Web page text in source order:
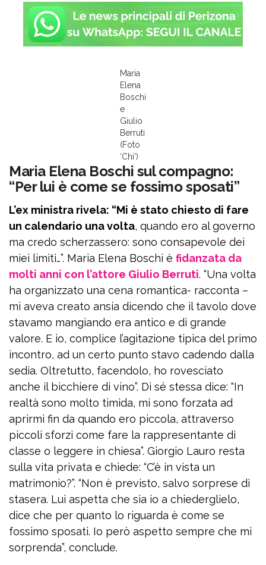
Maria
Elena
Boschi
e
Giulio
Berruti
(Foto
‘Chi’)
Maria Elena Boschi sul compagno:
“Per lui è come se fossimo sposati”
L’ex ministra rivela: “Mi è stato chiesto di fare
un calendario una volta, quando ero al governo
ma credo scherzassero: sono consapevole dei
miei limiti…”. Maria Elena Boschi è fidanzata da
molti anni con l’attore Giulio Berruti. “Una volta
ha organizzato una cena romantica- racconta –
mi aveva creato ansia dicendo che il tavolo dove
stavamo mangiando era antico e di grande
valore. E io, complice l’agitazione tipica del primo
incontro, ad un certo punto stavo cadendo dalla
sedia. Oltretutto, facendolo, ho rovesciato
anche il bicchiere di vino”. Di sé stessa dice: “In
realtà sono molto timida, mi sono forzata ad
aprirmi fin da quando ero piccola, attraverso
piccoli sforzi come fare la rappresentante di
classe o leggere in chiesa”. Giorgio Lauro resta
sulla vita privata e chiede: “C’è in vista un
matrimonio?”. “Non è previsto, salvo sorprese di
stasera. Lui aspetta che sia io a chiederglielo,
dice che per quanto lo riguarda è come se
fossimo sposati. Io però aspetto sempre che mi
sorprenda”, conclude.